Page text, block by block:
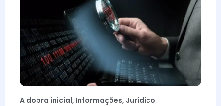
A dobra inicial, Informações, Jurídico